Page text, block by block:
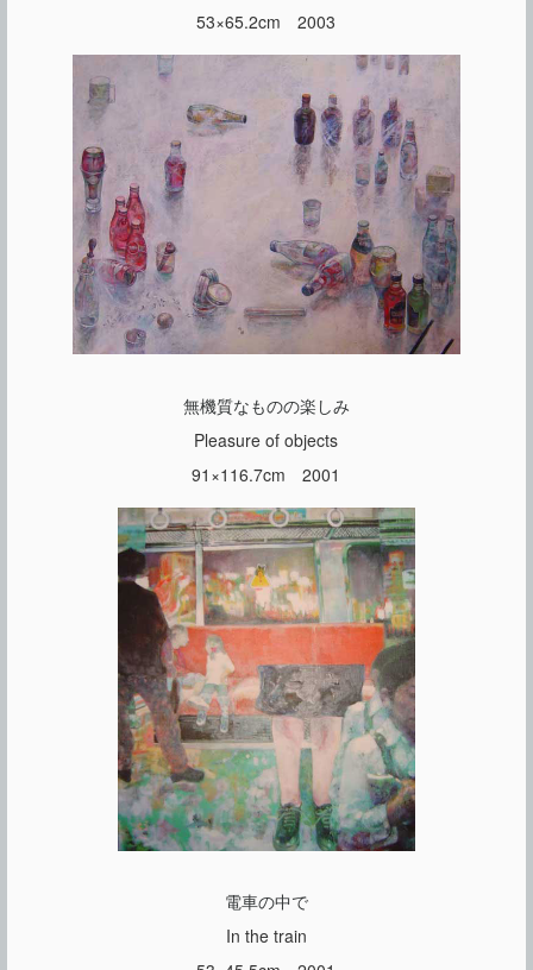
53×65.2cm 2003
無機質なものの楽しみ
Pleasure of objects
91×116.7cm 2001
電車の中で
In the train